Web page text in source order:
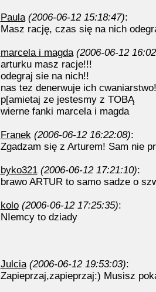
Paula (2006-06-12 15:18:47):
Masz rację, czas się na nich
marcela i magda (2006-06-12
arturku masz racje!!!
odegraj sie na nich!!
nas tez denerwuje ich
p[amietaj ze jestesmy z TOBĄ
wierne fanki marcela i magda
Franek (2006-06-12 16:22:08):
Zgadzam się z Arturem! Sam nie
byko321 (2006-06-12 17:21:10):
brawo ARTUR to samo sadze o
kolo (2006-06-12 17:25:35):
NIemcy to dziady
Julcia (2006-06-12 19:53:03):
Zapieprzaj,zapieprzaj:) Musisz